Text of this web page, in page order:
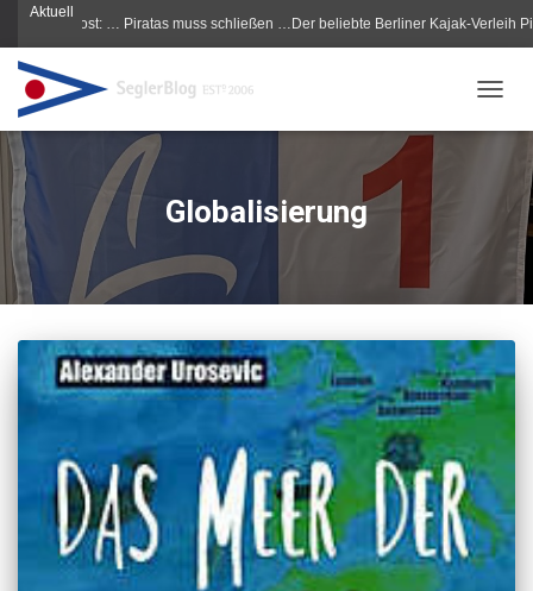
Aktuell
… Piratas muss schließen …Der beliebte Berliner Kajak-Verleih
Globalisierung